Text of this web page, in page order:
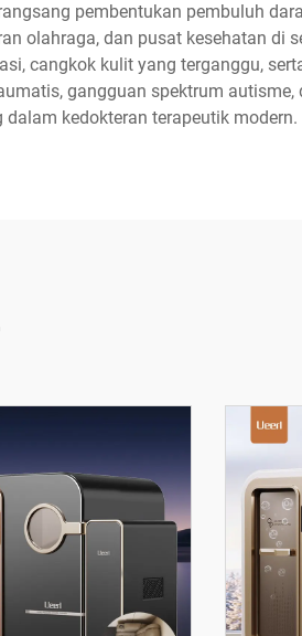
pembentukan pembuluh
olahraga, dan pusat kesehatan di
cangkok kulit yang terganggu,
gangguan spektrum autisme,
kedokteran terapeutik modern.